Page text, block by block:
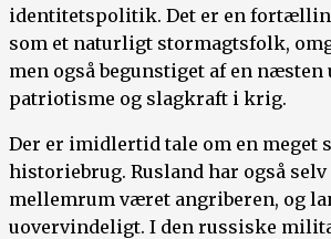
identitetspolitik. Det er en
som et naturligt stormagtsfolk,
men også begunstiget af en
patriotisme og slagkraft i krig.
Der er imidlertid tale om en meget
historiebrug. Rusland har også
mellemrum været angriberen, og
uovervindeligt. I den russiske